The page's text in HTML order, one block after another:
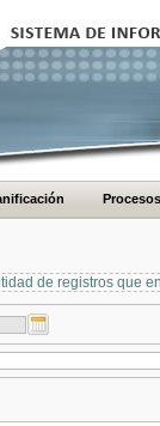
Procesos
de registros que